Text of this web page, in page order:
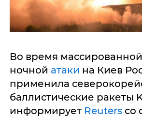
Во время массированной
ночной атаки на Киев
применила
баллистические ракеты
информирует Reuters со